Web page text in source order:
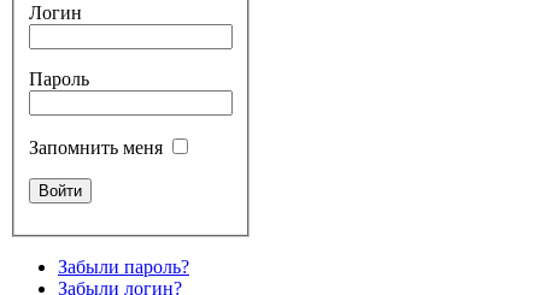
Логин
Пароль
Запомнить меня
Забыли пароль?
Забыли логин?